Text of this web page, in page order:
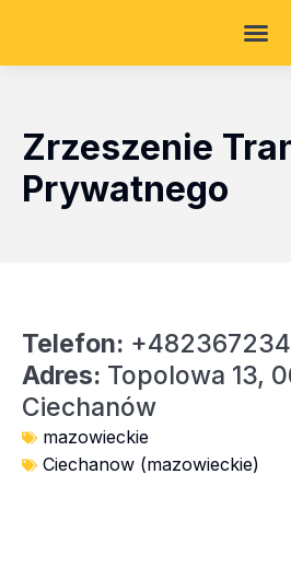
Zrzeszenie
Prywatnego
Telefon:
Adres: Topolowa 13,
Ciechanów
mazowieckie
Ciechanow (mazowieckie)